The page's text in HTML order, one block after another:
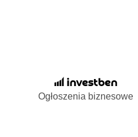
Ogłoszenia biznesowe